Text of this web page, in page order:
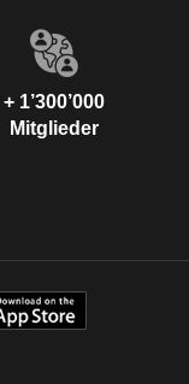
+ 1’300’000
Mitglieder